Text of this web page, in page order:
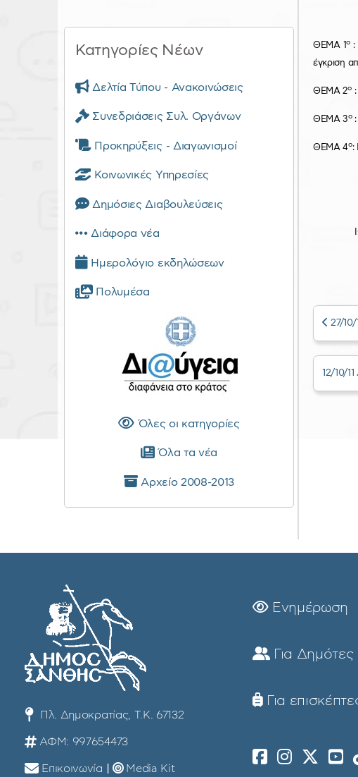
ΘΕΜΑ 1ο :
έγκριση
ΘΕΜΑ 2ο:
ΘΕΜΑ 3ο
ΘΕΜΑ 4ο:
Ο
27/
12/10/
Κατηγορίες Νέων
Δελτία Τύπου - Ανακοινώσεις
Συνεδριάσεις Συλ. Οργάνων
Προκηρύξεις - Διαγωνισμοί
Κοινωνικές Υπηρεσίες
Δημόσιες Διαβουλεύσεις
Διάφορα νέα
Ημερολόγιο εκδηλώσεων
Πολυμέσα
Όλες οι κατηγορίες
Όλα τα νέα
Αρχείο 2008-2013
Πλ. Δημοκρατίας, Τ.Κ. 67132
ΑΦΜ: 997654473
Επικοινωνία Media Kit
Ενημέρωση
Για Δημότες
Για